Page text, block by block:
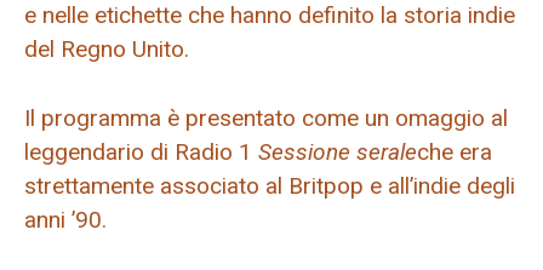
e nelle etichette che hanno definito la storia indie
del Regno Unito.
Il programma è presentato come un omaggio al
leggendario di Radio 1 Sessione seraleche era
strettamente associato al Britpop e all’indie degli
anni ’90.